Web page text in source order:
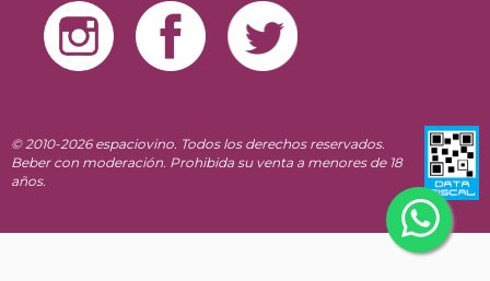
© 2010-2026 espaciovino. Todos los derechos reservados.
Beber con moderación. Prohibida su venta a menores de 18
años.